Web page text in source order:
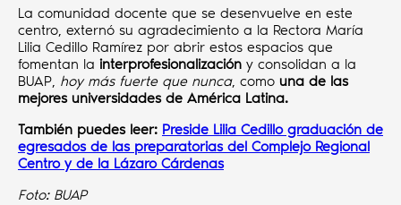
La comunidad docente que se desenvuelve en este
centro, externó su agradecimiento a la Rectora María
Lilia Cedillo Ramírez por abrir estos espacios que
fomentan la interprofesionalización y consolidan a la
BUAP, hoy más fuerte que nunca, como una de las
mejores universidades de América Latina.
También puedes leer: Preside Lilia Cedillo graduación de
egresados de las preparatorias del Complejo Regional
Centro y de la Lázaro Cárdenas
Foto: BUAP